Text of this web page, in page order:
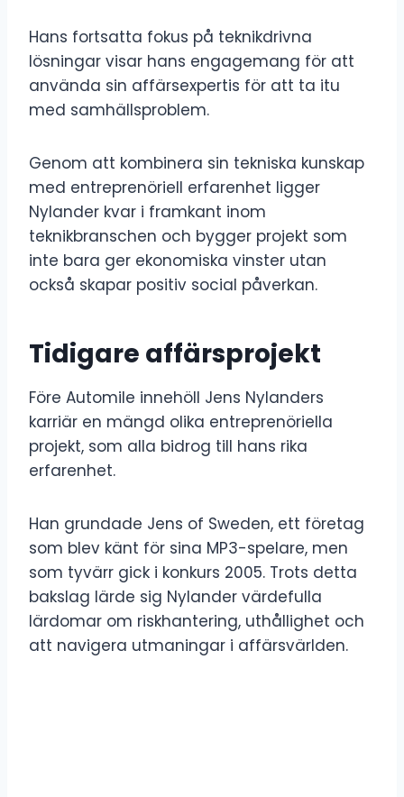
Hans fortsatta fokus på teknikdrivna
lösningar visar hans engagemang för att
använda sin affärsexpertis för att ta itu
med samhällsproblem.
Genom att kombinera sin tekniska kunskap
med entreprenöriell erfarenhet ligger
Nylander kvar i framkant inom
teknikbranschen och bygger projekt som
inte bara ger ekonomiska vinster utan
också skapar positiv social påverkan.
Tidigare affärsprojekt
Före Automile innehöll Jens Nylanders
karriär en mängd olika entreprenöriella
projekt, som alla bidrog till hans rika
erfarenhet.
Han grundade Jens of Sweden, ett företag
som blev känt för sina MP3-spelare, men
som tyvärr gick i konkurs 2005. Trots detta
bakslag lärde sig Nylander värdefulla
lärdomar om riskhantering, uthållighet och
att navigera utmaningar i affärsvärlden.